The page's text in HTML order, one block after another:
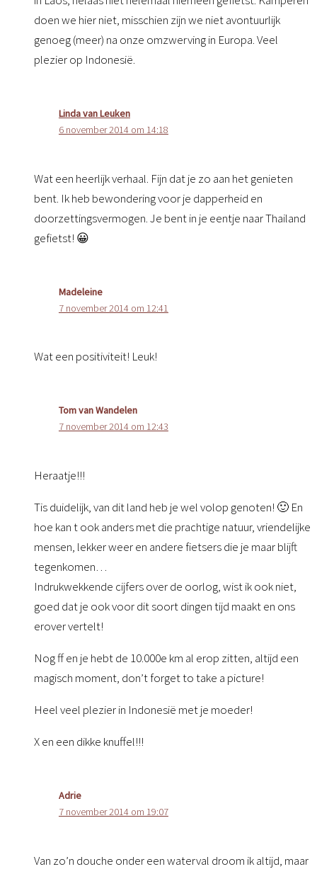
doen we hier niet, misschien zijn we niet avontuurlijk
genoeg (meer) na onze omzwerving in Europa. Veel
plezier op Indonesië.
Linda van Leuken
6 november 2014 om 14:18
Wat een heerlijk verhaal. Fijn dat je zo aan het genieten
bent. Ik heb bewondering voor je dapperheid en
doorzettingsvermogen. Je bent in je eentje naar Thailand
gefietst! 😀
Madeleine
7 november 2014 om 12:41
Wat een positiviteit! Leuk!
Tom van Wandelen
7 november 2014 om 12:43
Heraatje!!!
Tis duidelijk, van dit land heb je wel volop genoten! 🙂 En
hoe kan t ook anders met die prachtige natuur, vriendelijke
mensen, lekker weer en andere fietsers die je maar blijft
tegenkomen…
Indrukwekkende cijfers over de oorlog, wist ik ook niet,
goed dat je ook voor dit soort dingen tijd maakt en ons
erover vertelt!
Nog ff en je hebt de 10.000e km al erop zitten, altijd een
magisch moment, don’t forget to take a picture!
Heel veel plezier in Indonesië met je moeder!
X en een dikke knuffel!!!
Adrie
7 november 2014 om 19:07
Van zo’n douche onder een waterval droom ik altijd, maar